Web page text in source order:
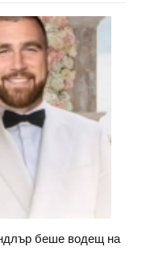
беше водещ на